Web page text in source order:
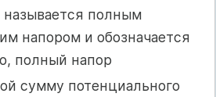
полным
напором и обозначается
полный напор
сумму потенциального